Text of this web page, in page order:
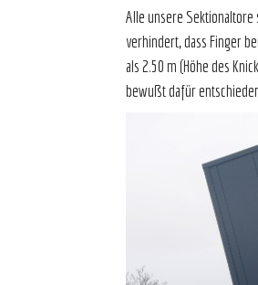
Alle unsere
verhindert, dass Finger
als 2.50 m (Höhe des
bewußt dafür